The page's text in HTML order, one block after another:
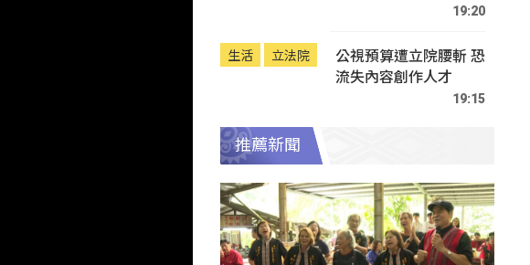
19:20
生活 立法院
公視預算遭立院腰斬 恐
流失內容創作人才
19:15
推薦新聞